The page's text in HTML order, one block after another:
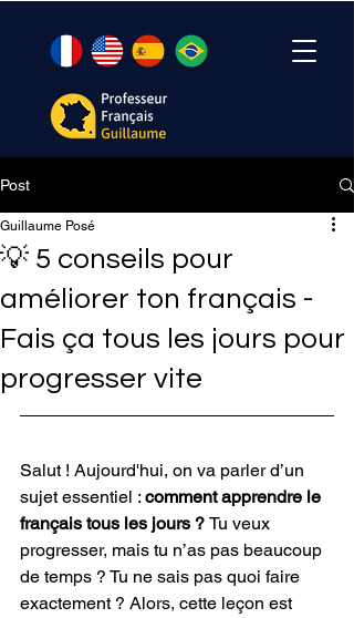
Post
💡 5 conseils pour
améliorer ton français -
Fais ça tous les jours pour
progresser vite
Guillaume Posé
Salut ! Aujourd'hui, on va parler d’un
sujet essentiel : comment apprendre le
français tous les jours ? Tu veux
progresser, mais tu n’as pas beaucoup
de temps ? Tu ne sais pas quoi faire
exactement ? Alors, cette leçon est